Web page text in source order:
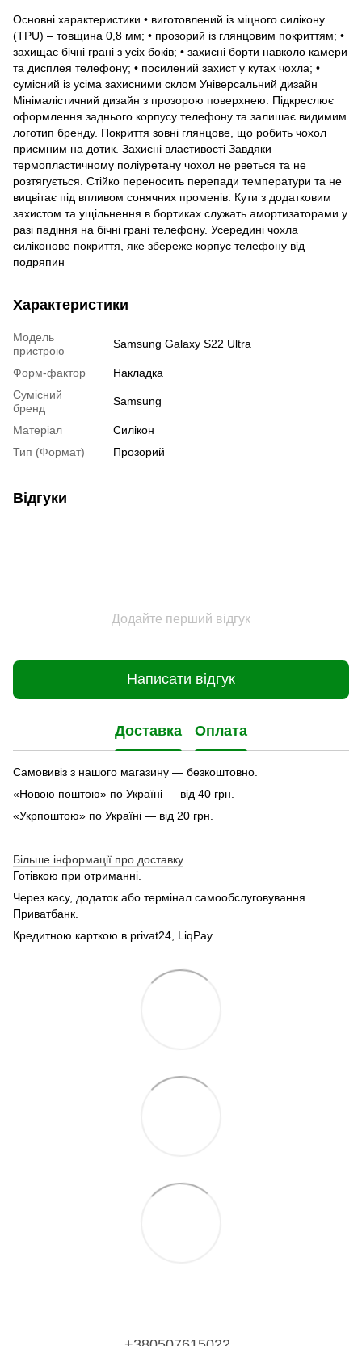
Основні характеристики • виготовлений із міцного силікону
(TPU) – товщина 0,8 мм; • прозорий із глянцовим покриттям; •
захищає бічні грані з усіх боків; • захисні борти навколо камери
та дисплея телефону; • посилений захист у кутах чохла; •
сумісний із усіма захисними склом Універсальний дизайн
Мінімалістичний дизайн з прозорою поверхнею. Підкреслює
оформлення заднього корпусу телефону та залишає видимим
логотип бренду. Покриття зовні глянцове, що робить чохол
приємним на дотик. Захисні властивості Завдяки
термопластичному поліуретану чохол не рветься та не
розтягується. Стійко переносить перепади температури та не
вицвітає під впливом сонячних променів. Кути з додатковим
захистом та ущільнення в бортиках служать амортизаторами у
разі падіння на бічні грані телефону. Усередині чохла
силіконове покриття, яке збереже корпус телефону від
подряпин
Характеристики
Модель
пристрою
Samsung Galaxy S22 Ultra
Форм-фактор
Накладка
Сумісний
бренд
Samsung
Матеріал
Силікон
Тип (Формат)
Прозорий
Відгуки
Додайте перший відгук
Написати відгук
Доставка Оплата
Самовивіз з нашого магазину — безкоштовно.
«Новою поштою» по Україні — від 40 грн.
«Укрпоштою» по Україні — від 20 грн.
Більше інформації про доставку
Готівкою при отриманні.
Через касу, додаток або термінал самообслуговування
Приватбанк.
Кредитною карткою в privat24, LiqPay.